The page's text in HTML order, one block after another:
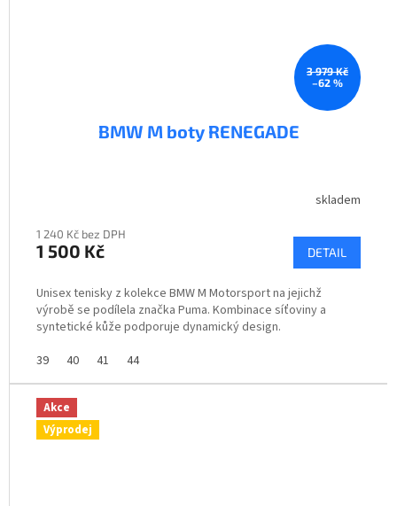
3 979 Kč
–62 %
BMW M boty RENEGADE
skladem
1 240 Kč bez DPH
1 500 Kč DETAIL
Unisex tenisky z kolekce BMW M Motorsport na jejichž
výrobě se podílela značka Puma. Kombinace síťoviny a
syntetické kůže podporuje dynamický design.
39
40 41 44
Akce
Výprodej